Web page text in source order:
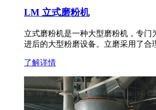
LM 立式磨粉机
立式磨粉机是一种大型磨粉机，专
进后的大型粉磨设备。立磨采用了
了解详情